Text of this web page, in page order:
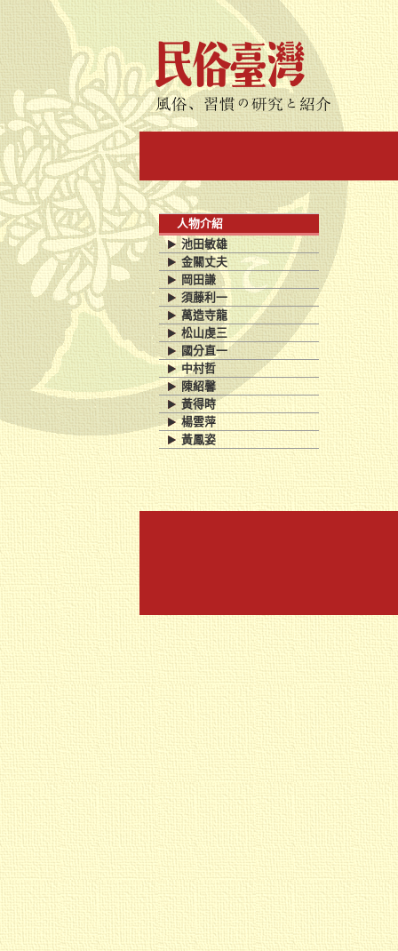
人物介紹
池田敏雄
金關丈夫
岡田謙
須藤利一
萬造寺龍
松山虔三
國分直一
中村哲
陳紹馨
黃得時
楊雲萍
黃鳳姿